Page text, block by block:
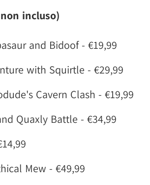
incluso)
and Bidoof - €19,99
with Squirtle - €29,99
Cavern Clash - €19,99
Quaxly Battle - €34,99
Mew - €49,99